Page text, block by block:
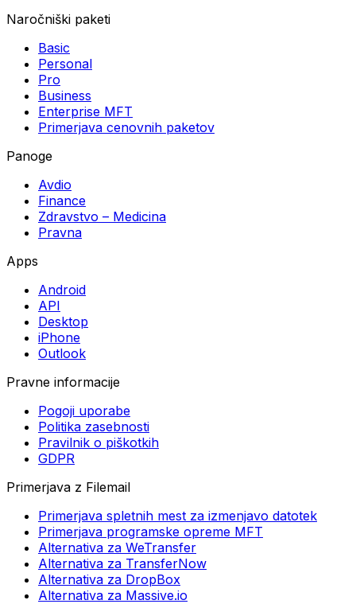
Naročniški paketi
Basic
Personal
Pro
Business
Enterprise MFT
Primerjava cenovnih paketov
Panoge
Avdio
Finance
Zdravstvo – Medicina
Pravna
Apps
Android
API
Desktop
iPhone
Outlook
Pravne informacije
Pogoji uporabe
Politika zasebnosti
Pravilnik o piškotkih
GDPR
Primerjava z Filemail
Primerjava spletnih mest za izmenjavo datotek
Primerjava programske opreme MFT
Alternativa za WeTransfer
Alternativa za TransferNow
Alternativa za DropBox
Alternativa za Massive.io